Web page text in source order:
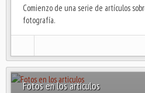
Comienzo de una serie de artículos
fotografía.
Fotos en los articulos